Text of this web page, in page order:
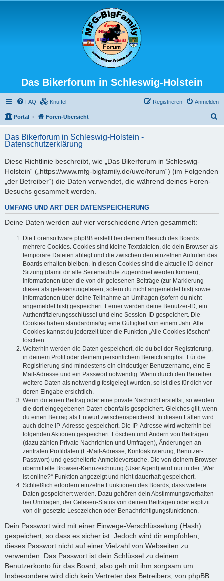
Das Bikerforum in Schleswig-Holstein
FAQ Knuffel Anmelden
Registrieren
Portal Foren-Übersicht
h
Das Bikerforum in Schleswig-Holstein -
Datenschutzerklärung
Diese Richtlinie beschreibt, wie „Das Bikerforum in Schleswig-
Holstein“ („https://www.mfg-bigfamily.de/uwe/forum“) (im Folgenden
„der Betreiber“) die Daten verwendet, die während deines Foren-
Besuchs gesammelt werden.
UMFANG UND ART DER DATENSPEICHERUNG
Deine Daten werden auf vier verschiedene Arten gesammelt:
Die Forensoftware phpBB erstellt bei deinem Besuch des Boards
mehrere Cookies. Cookies sind kleine Textdateien, die dein Browser als
temporäre Dateien ablegt und die zwischen den einzelnen Aufrufen des
Boards erhalten bleiben. In diesen Cookies sind die aktuelle ID deiner
Sitzung (damit dir alle Seitenaufrufe zugeordnet werden können),
Informationen über die von dir gelesenen Beiträge (zur Markierung
dieser als gelesen/ungelesen; sofern du nicht angemeldet bist) sowie
Informationen über deine Teilnahme an Umfragen (sofern du nicht
angemeldet bist) gespeichert. Ferner werden deine Benutzer-ID, ein
Authentifizierungsschlüssel und eine Session-ID gespeichert. Die
Cookies haben standardmäßig eine Gültigkeit von einem Jahr. Alle
Cookies kannst du jederzeit über die Funktion „Alle Cookies löschen“
löschen.
Weiterhin werden die Daten gespeichert, die du bei der Registrierung,
in deinem Profil oder deinem persönlichem Bereich angibst. Für die
Registrierung sind mindestens ein eindeutiger Benutzername, eine E-
Mail-Adresse und ein Passwort notwendig. Wenn durch den Betreiber
weitere Daten als notwendig festgelegt wurden, so ist dies für dich vor
deren Eingabe ersichtlich.
Wenn du einen Beitrag oder eine private Nachricht erstellst, so werden
die dort eingegebenen Daten ebenfalls gespeichert. Gleiches gilt, wenn
du einen Beitrag als Entwurf zwischenspeicherst. In diesen Fällen wird
auch deine IP-Adresse gespeichert. Die IP-Adresse wird weiterhin bei
folgenden Aktionen gespeichert: Löschen und Ändern von Beiträgen
(dazu zählen Private Nachrichten und Umfragen), Änderungen an
zentralen Profildaten (E-Mail-Adresse, Kontoaktivierung, Benutzer-
Passwort) und gescheiterte Anmeldeversuche. Die von deinem Browser
übermittelte Browser-Kennzeichnung (User Agent) wird nur in der „Wer
ist online?“-Funktion angezeigt und nicht dauerhaft gespeichert.
Schließlich erfordern einzelne Funktionen des Boards, dass weitere
Daten gespeichert werden. Dazu gehören dein Abstimmungsverhalten
bei Umfragen, der Gelesen-Status von deinen Beiträgen oder explizit
von dir gesetzte Lesezeichen oder Benachrichtigungsfunktionen.
Dein Passwort wird mit einer Einwege-Verschlüsselung (Hash)
gespeichert, so dass es sicher ist. Jedoch wird dir empfohlen,
dieses Passwort nicht auf einer Vielzahl von Webseiten zu
verwenden. Das Passwort ist dein Schlüssel zu deinem
Benutzerkonto für das Board, also geh mit ihm sorgsam um.
Insbesondere wird dich kein Vertreter des Betreibers, von phpBB